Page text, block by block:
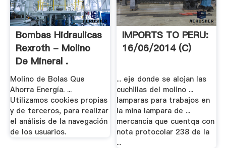
Bombas Hidraulicas
Rexroth - Molino
De Mineral .
Molino de Bolas Que
Ahorra Energía. ...
Utilizamos cookies propias
y de terceros, para realizar
el análisis de la navegación
de los usuarios.
IMPORTS TO PERU:
16/06/2014 (C)
... eje donde se alojan las
cuchillas del molino ...
lamparas para trabajos en
la mina lampara de ...
mercancia que cuentqa con
nota protocolar 238 de la
...